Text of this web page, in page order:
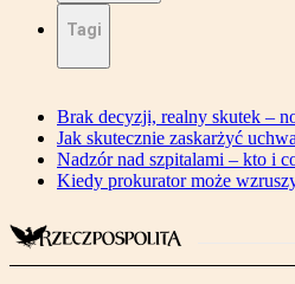
Tagi
Brak decyzji, realny skutek –
Jak skutecznie zaskarżyć
Nadzór nad szpitalami – kto i
Kiedy prokurator może